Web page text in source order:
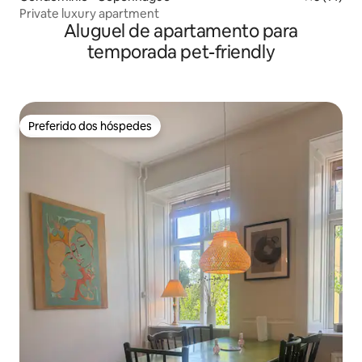
Private luxury apartment
Aluguel de apartamento para
temporada pet-friendly
Preferido dos hóspedes
Preferido dos hóspedes